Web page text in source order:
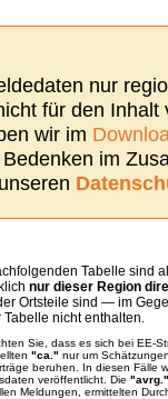
nur
für den Inhalt
wir im
im
Tabelle sind
nur dieser Region
Ortsteile sind — im
Tabelle nicht enthalten.
Sie, dass es sich bei EE-
"ca." nur um
beruhen. In diesen Fälle
veröffentlicht. Die "avrg."
Meldungen, ermittelten